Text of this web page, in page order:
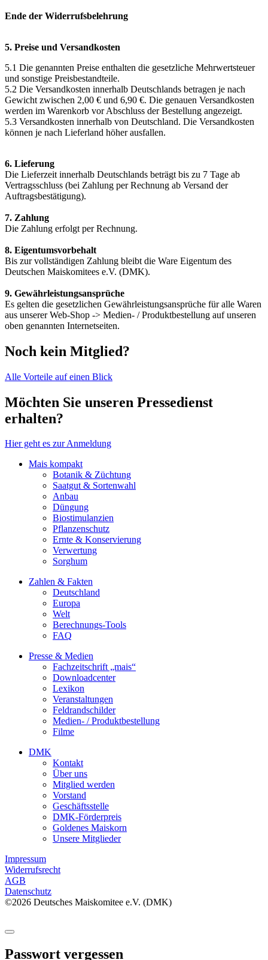
Ende der Widerrufsbelehrung
5. Preise und Versandkosten
5.1 Die genannten Preise enthalten die gesetzliche Mehrwertsteuer
und sonstige Preisbestandteile.
5.2 Die Versandkosten innerhalb Deutschlands betragen je nach
Gewicht zwischen 2,00 € und 6,90 €. Die genauen Versandkosten
werden im Warenkorb vor Abschluss der Bestellung angezeigt.
5.3 Versandkosten innerhalb von Deutschland. Die Versandkosten
können je nach Lieferland höher ausfallen.
6. Lieferung
Die Lieferzeit innerhalb Deutschlands beträgt bis zu 7 Tage ab
Vertragsschluss (bei Zahlung per Rechnung ab Versand der
Auftragsbestätigung).
7. Zahlung
Die Zahlung erfolgt per Rechnung.
8. Eigentumsvorbehalt
Bis zur vollständigen Zahlung bleibt die Ware Eigentum des
Deutschen Maiskomitees e.V. (DMK).
9. Gewährleistungsansprüche
Es gelten die gesetzlichen Gewährleistungsansprüche für alle Waren
aus unserer Web-Shop -> Medien- / Produktbestellung auf unseren
oben genannten Internetseiten.
Noch kein Mitglied?
Alle Vorteile auf einen Blick
Möchten Sie unseren Pressedienst
erhalten?
Hier geht es zur Anmeldung
Mais kompakt
Botanik & Züchtung
Saatgut & Sortenwahl
Anbau
Düngung
Biostimulanzien
Pflanzenschutz
Ernte & Konservierung
Verwertung
Sorghum
Zahlen & Fakten
Deutschland
Europa
Welt
Berechnungs-Tools
FAQ
Presse & Medien
Fachzeitschrift „mais“
Downloadcenter
Lexikon
Veranstaltungen
Feldrandschilder
Medien- / Produktbestellung
Filme
DMK
Kontakt
Über uns
Mitglied werden
Vorstand
Geschäftsstelle
DMK-Förderpreis
Goldenes Maiskorn
Unsere Mitglieder
Impressum
Widerrufsrecht
AGB
Datenschutz
©2026 Deutsches Maiskomitee e.V. (DMK)
Passwort vergessen